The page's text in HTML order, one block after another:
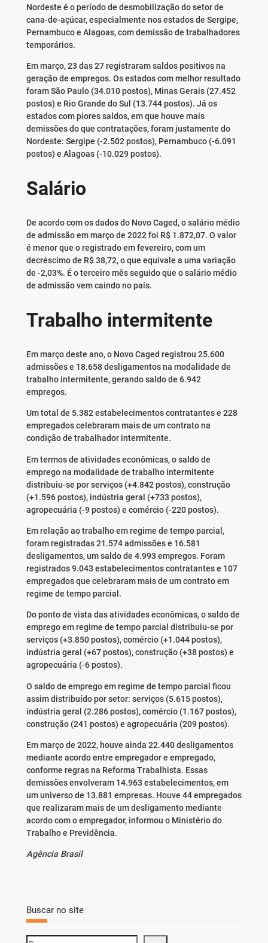
Nordeste é o período de desmobilização do setor de
cana-de-açúcar, especialmente nos estados de Sergipe,
Pernambuco e Alagoas, com demissão de trabalhadores
temporários.
Em março, 23 das 27 registraram saldos positivos na
geração de empregos. Os estados com melhor resultado
foram São Paulo (34.010 postos), Minas Gerais (27.452
postos) e Rio Grande do Sul (13.744 postos). Já os
estados com piores saldos, em que houve mais
demissões do que contratações, foram justamente do
Nordeste: Sergipe (-2.502 postos), Pernambuco (-6.091
postos) e Alagoas (-10.029 postos).
Salário
De acordo com os dados do Novo Caged, o salário médio
de admissão em março de 2022 foi R$ 1.872,07. O valor
é menor que o registrado em fevereiro, com um
decréscimo de R$ 38,72, o que equivale a uma variação
de -2,03%. É o terceiro mês seguido que o salário médio
de admissão vem caindo no país.
Trabalho intermitente
Em março deste ano, o Novo Caged registrou 25.600
admissões e 18.658 desligamentos na modalidade de
trabalho intermitente, gerando saldo de 6.942
empregos.
Um total de 5.382 estabelecimentos contratantes e 228
empregados celebraram mais de um contrato na
condição de trabalhador intermitente.
Em termos de atividades econômicas, o saldo de
emprego na modalidade de trabalho intermitente
distribuiu-se por serviços (+4.842 postos), construção
(+1.596 postos), indústria geral (+733 postos),
agropecuária (-9 postos) e comércio (-220 postos).
Em relação ao trabalho em regime de tempo parcial,
foram registradas 21.574 admissões e 16.581
desligamentos, um saldo de 4.993 empregos. Foram
registrados 9.043 estabelecimentos contratantes e 107
empregados que celebraram mais de um contrato em
regime de tempo parcial.
Do ponto de vista das atividades econômicas, o saldo de
emprego em regime de tempo parcial distribuiu-se por
serviços (+3.850 postos), comércio (+1.044 postos),
indústria geral (+67 postos), construção (+38 postos) e
agropecuária (-6 postos).
O saldo de emprego em regime de tempo parcial ficou
assim distribuído por setor: serviços (5.615 postos),
indústria geral (2.286 postos), comércio (1.167 postos),
construção (241 postos) e agropecuária (209 postos).
Em março de 2022, houve ainda 22.440 desligamentos
mediante acordo entre empregador e empregado,
conforme regras na Reforma Trabalhista. Essas
demissões envolveram 14.963 estabelecimentos, em
um universo de 13.881 empresas. Houve 44 empregados
que realizaram mais de um desligamento mediante
acordo com o empregador, informou o Ministério do
Trabalho e Previdência.
Agência Brasil
Buscar no site
S